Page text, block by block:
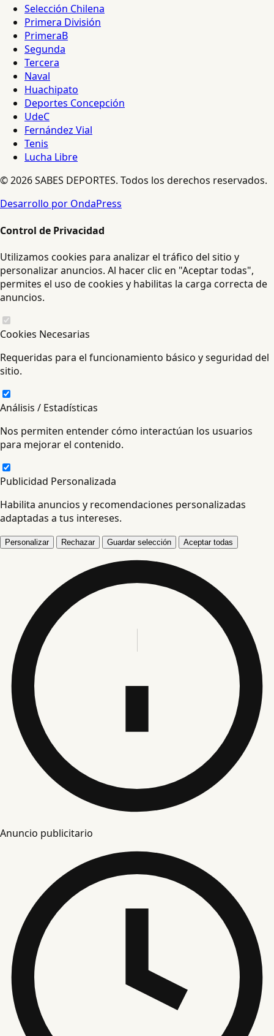
Selección Chilena
Primera División
PrimeraB
Segunda
Tercera
Naval
Huachipato
Deportes Concepción
UdeC
Fernández Vial
Tenis
Lucha Libre
© 2026 SABES DEPORTES. Todos los derechos reservados.
Desarrollo por OndaPress
Control de Privacidad
Utilizamos cookies para analizar el tráfico del sitio y
personalizar anuncios. Al hacer clic en "Aceptar todas",
permites el uso de cookies y habilitas la carga correcta de
anuncios.
Cookies Necesarias
Requeridas para el funcionamiento básico y seguridad del
sitio.
Análisis / Estadísticas
Nos permiten entender cómo interactúan los usuarios
para mejorar el contenido.
Publicidad Personalizada
Habilita anuncios y recomendaciones personalizadas
adaptadas a tus intereses.
Personalizar Rechazar Guardar selección Aceptar todas
Anuncio publicitario